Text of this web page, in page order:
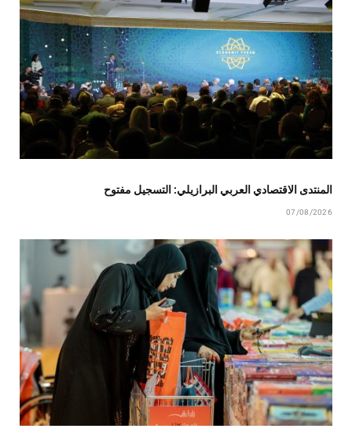
المنتدى الاقتصادي العربي البرازيلي: التسجيل مفتوح
07/08/2026